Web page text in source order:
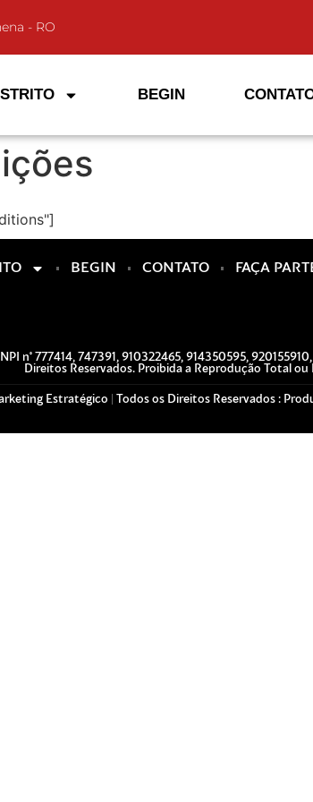
- RO
BEGIN
BEGIN CONTATO FAÇA
n° 777414, 747391, 910322465, 914350595,
Direitos Reservados. Proibida a Reprodução Total ou
Estratégico | Todos os Direitos Reservados :